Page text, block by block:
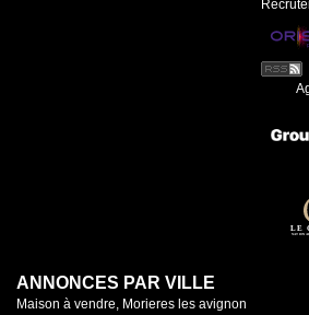
ANNONCES PAR VILLE
Maison à vendre, Morieres les avignon